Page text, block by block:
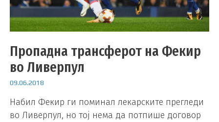
Пропадна трансферот на Фекир
во Ливерпул
09.06.2018
Набил Фекир ги поминал лекарските прегледи
во Ливерпул, но тој нема да потпише договор